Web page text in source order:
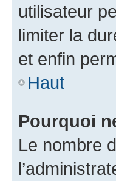
utilisateur
limiter la
et enfin
Haut
Pourquoi
Le nombre